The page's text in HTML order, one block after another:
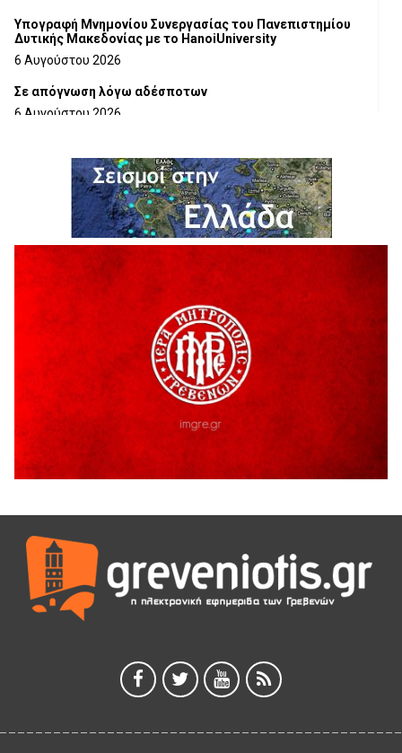
Υπογραφή Μνημονίου Συνεργασίας του Πανεπιστημίου
Δυτικής Μακεδονίας με το HanoiUniversity
6 Αυγούστου 2026
Σε απόγνωση λόγω αδέσποτων
6 Αυγούστου 2026
6 Αυγούστου 2026
Ολοκληρώνεται η ασφαλτόστρωση της οδού Περιβόλι –
6 Αυγούστου 2026
H παραδοχή λαθών είναι (και) δύναμη
5 Αυγούστου 2026
Ο ΑΝΔΡΕΑΣ ΑΣΛΑΝΙΔΗΣ ΣΥΝΕΧΙΖΕΙ ΣΤΟΝ ΠΡΩΤΕΑ
ΓΡΕΒΕΝΩΝ
5 Αυγούστου 2026
Ευχαριστήριο Εκπολιτιστικού Συλλόγου Ταξιάρχη προς κ.
Παρασχάκη Αθανάσιο
5 Αυγούστου 2026
Διακοπή υδροδότησης του Α΄ κλάδου ύδρευσης
5 Αυγούστου 2026
Θερινό Σινεμά στο πλαίσιο του «Πολιτιστικού
Καλοκαιριού 2026» με την βραβευμένη ταινία «Μικρές
Ανάσες».
5 Αυγούστου 2026
5 Αυγούστου 2026